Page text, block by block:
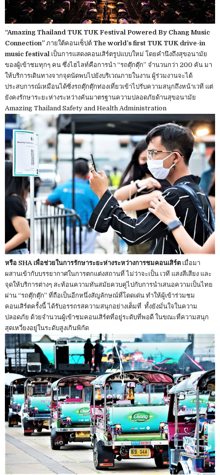
“Amazing Thailand TUK TUK Festival Powered By Chang Music
Connection” ภายใต้คอนเซ็ปต์ The world’s first TUK TUK drive-in
music festival เป็นการแสดงคอนเสิร์ตรูปแบบใหม่ โดยคำนึงถึงสุขอนามัย
ของผู้เข้าชมทุกๆ คน ซึ่งไฮไลท์คือการนำ “รถตุ๊กตุ๊ก” จำนวนกว่า 200 คัน มา
ให้บริการเดินทางจากจุดนัดพบไปยังบริเวณภายในงาน ผู้ร่วมงานจะได้
ประสบการณ์เหมือนได้ซิ่งรถตุ๊กตุ๊กท่องเที่ยวเข้าไปรับความสนุกถึงหน้าเวที แต่
ยังคงรักษาระยะห่างระหว่างคันมาตรฐานความปลอดภัยด้านสุขอนามัย
Amazing Thailand Safety and Health Administration
หรือ SHA เพื่อช่วยในการรักษาระยะห่างระหว่างการชมคอนเสิร์ต เมื่อมา
ผสานเข้ากับบรรยากาศในการตกแต่งสถานที่ ไม่ว่าจะเป็น เวที แสงสีเสียง และ
จุดให้บริการต่างๆ สะท้อนความทันสมัยควบคู่ไปกับการนำเสนอความเป็นไทย
ผ่าน “รถตุ๊กตุ๊ก” ที่ถือเป็นอีกหนึ่งสัญลักษณ์ที่โดดเด่น ทำให้ผู้เข้าร่วมชม
คอนเสิร์ตครั้งนี้ ได้รับอรรถรสความสนุกอย่างเต็มที่ ทั้งยังมั่นใจในความ
ปลอดภัย ด้วยจำนวนผู้เข้าชมคอนเสิร์ตที่อยู่ระดับที่พอดี ในขณะที่ความสนุก
สุดเหวี่ยงอยู่ในระดับสูงเกินพิกัด